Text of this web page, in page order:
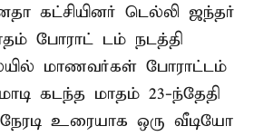
கட்சியினர் டெல்லி ஜந்தர்
போராட் டம் நடத்தி
மாணவர்கள் போராட்டம்
கடந்த மாதம் 23-ந்தேதி
உரையாக ஒரு வீடியோ